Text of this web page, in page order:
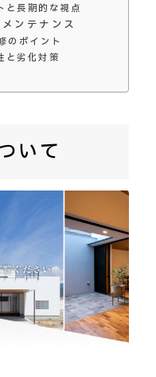
と長期的な視点
ンテナンス
のポイント
と劣化対策
いて